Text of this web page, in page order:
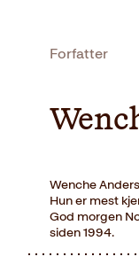
Forfatter
Wenche
Hun er mest
God morgen
siden 1994.